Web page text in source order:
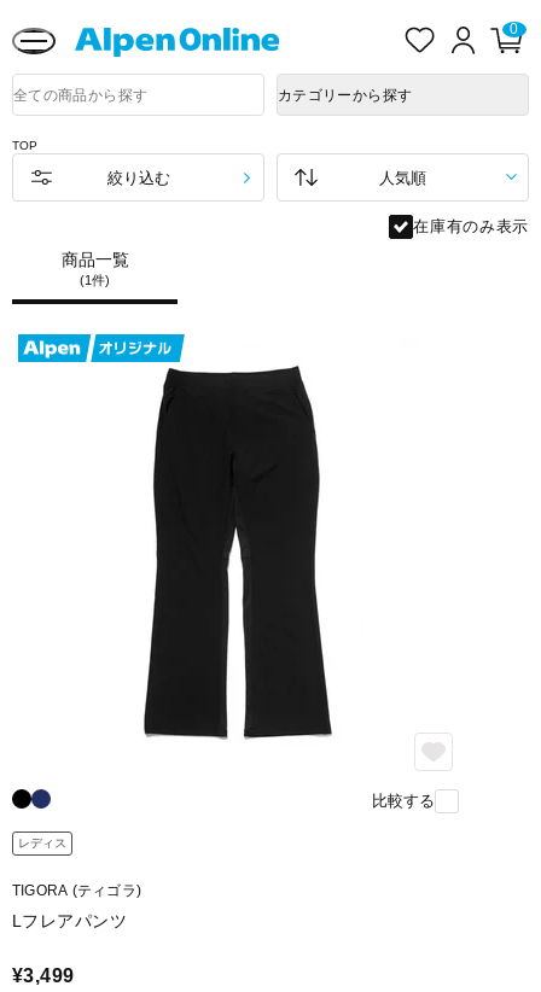
入
ロ
ン
0
品
検
カテゴリーから探す
TOP
商品一覧
(1件)
絞り込む
在庫有のみ表示
比較する
レディス
TIGORA (ティゴラ)
Lフレアパンツ
¥3,499